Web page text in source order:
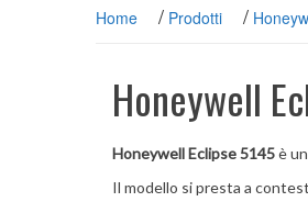
Home / Prodotti /
Honeywell
Honeywell Eclipse 5145è
Il modello si presta a